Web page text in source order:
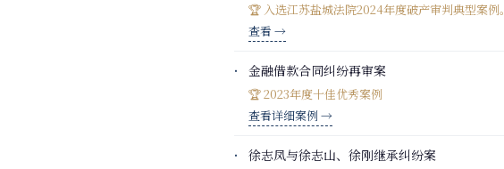
🏆 入选江苏盐城法院2024年度破产审判典型案例。
查看 →
金融借款合同纠纷再审案
🏆 2023年度十佳优秀案例
查看详细案例 →
徐志凤与徐志山、徐刚继承纠纷案